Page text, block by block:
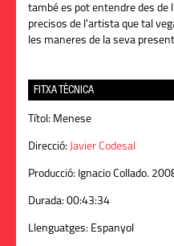
també es pot entendre des de
precisos de l'artista que tal
les maneres de la seva
FITXA TÈCNICA
Títol: Menese
Direcció: Javier Codesal
Producció: Ignacio Collado.
Durada: 00:43:34
Llenguatges: Espanyol